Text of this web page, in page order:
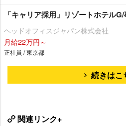
「キャリア採用」リゾートホテル
ヘッドオフィスジャパン株式会社
月給22万円～
正社員 / 東京都
続きはこ
関連リンク+